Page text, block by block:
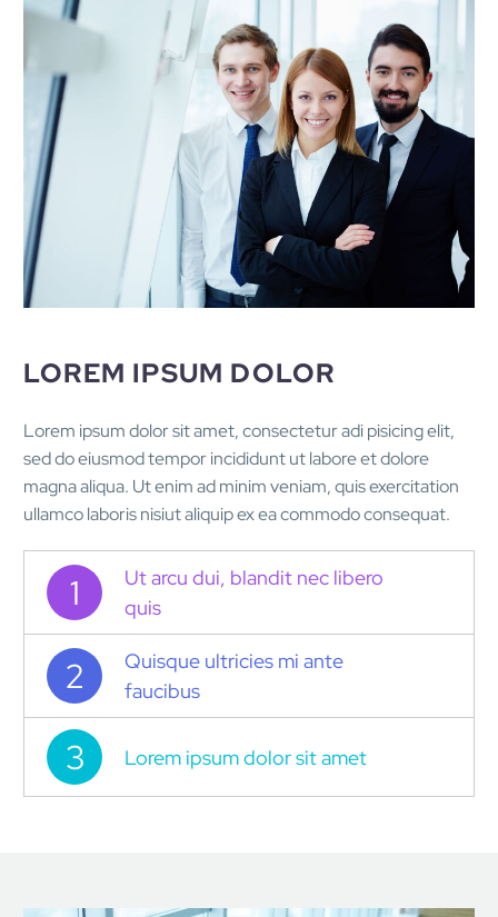
LOREM IPSUM DOLOR
Lorem ipsum dolor sit amet, consectetur adi pisicing elit,
sed do eiusmod tempor incididunt ut labore et dolore
magna aliqua. Ut enim ad minim veniam, quis exercitation
ullamco laboris nisiut aliquip ex ea commodo consequat.
1
Ut arcu dui, blandit nec libero
quis
2
Quisque ultricies mi ante
faucibus
3 Lorem ipsum dolor sit amet